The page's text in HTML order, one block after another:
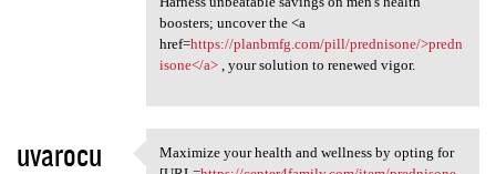
boosters; uncover the <a
href=https://planbmfg.com/pill/prednisone/>predn
isone</a>, your solution to renewed vigor.
uvarocu
Maximize your health and wellness by opting for